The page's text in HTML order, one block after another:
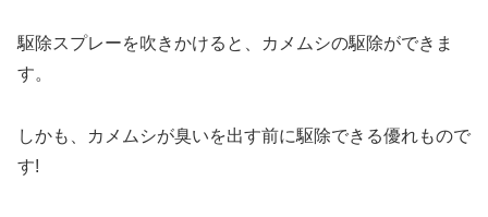
駆除スプレーを吹きかけると、カメムシの駆除ができま
す。
しかも、カメムシが臭いを出す前に駆除できる優れもので
す!